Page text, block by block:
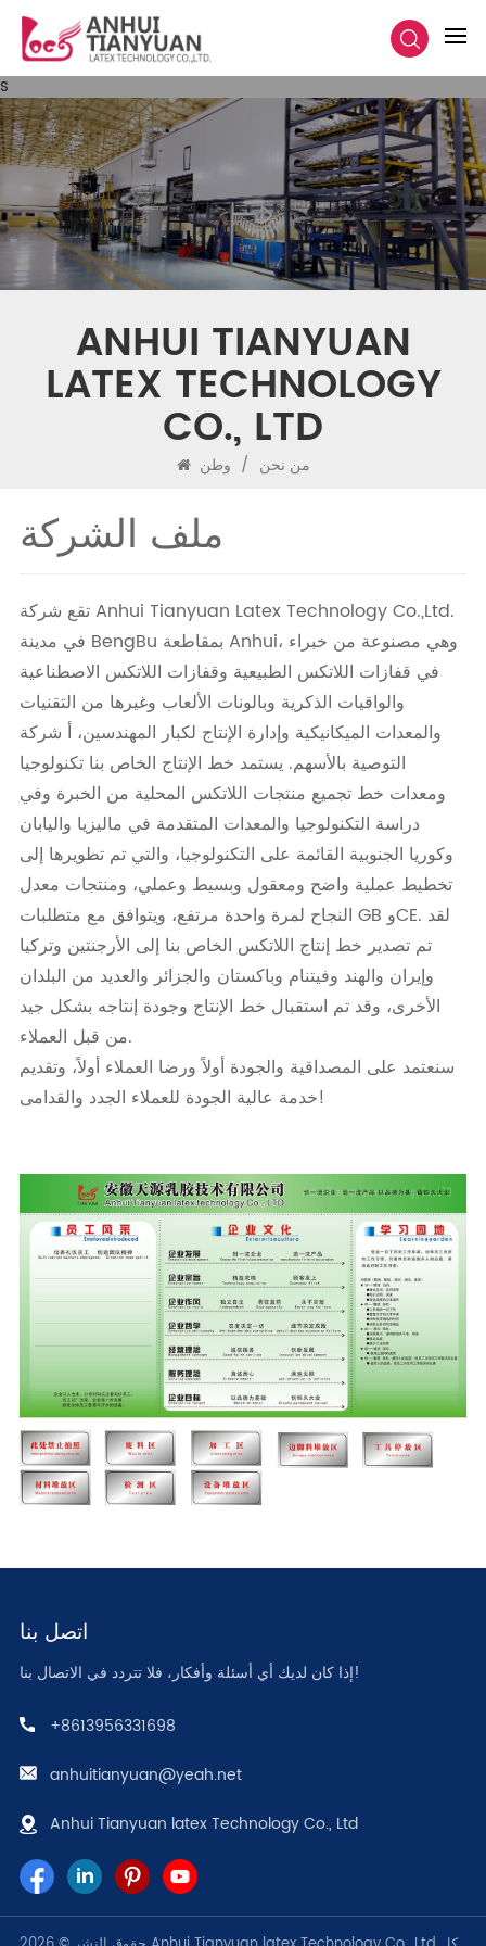
s
ANHUI TIANYUAN
LATEX TECHNOLOGY
CO., LTD
وطن / من نحن
ملف الشركة
تقع شركة Anhui Tianyuan Latex Technology Co.,Ltd.
في مدينة BengBu بمقاطعة Anhui، وهي مصنوعة من خبراء
في قفازات اللاتكس الطبيعية وقفازات اللاتكس الاصطناعية
والواقيات الذكرية وبالونات الألعاب وغيرها من التقنيات
والمعدات الميكانيكية وإدارة الإنتاج لكبار المهندسين، أ شركة
التوصية بالأسهم. يستمد خط الإنتاج الخاص بنا تكنولوجيا
ومعدات خط تجميع منتجات اللاتكس المحلية من الخبرة وفي
دراسة التكنولوجيا والمعدات المتقدمة في ماليزيا واليابان
وكوريا الجنوبية القائمة على التكنولوجيا، والتي تم تطويرها إلى
تخطيط عملية واضح ومعقول وبسيط وعملي، ومنتجات معدل
النجاح لمرة واحدة مرتفع، ويتوافق مع متطلبات GB وCE. لقد
تم تصدير خط إنتاج اللاتكس الخاص بنا إلى الأرجنتين وتركيا
وإيران والهند وفيتنام وباكستان والجزائر والعديد من البلدان
الأخرى، وقد تم استقبال خط الإنتاج وجودة إنتاجه بشكل جيد
من قبل العملاء.
سنعتمد على المصداقية والجودة أولاً ورضا العملاء أولاً، وتقديم
خدمة عالية الجودة للعملاء الجدد والقدامى!
اتصل بنا
إذا كان لديك أي أسئلة وأفكار، فلا تتردد في الاتصال بنا!
+8613956331698
anhuitianyuan@yeah.net
Anhui Tianyuan latex Technology Co., Ltd